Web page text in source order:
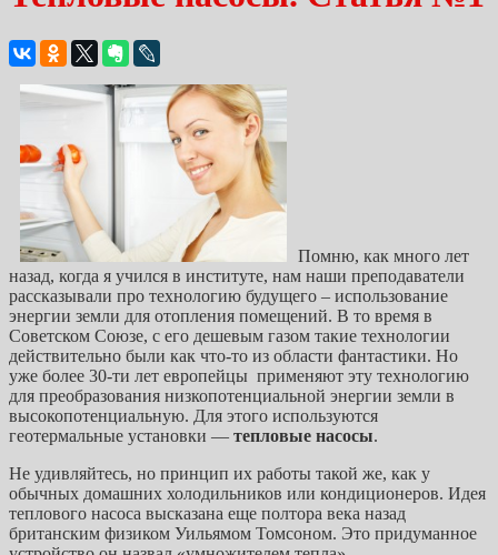
Помню, как много лет
назад, когда я учился в институте, нам наши преподаватели
рассказывали про технологию будущего – использование
энергии земли для отопления помещений. В то время в
Советском Союзе, с его дешевым газом такие технологии
действительно были как что-то из области фантастики. Но
уже более 30-ти лет европейцы применяют эту технологию
для преобразования низкопотенциальной энергии земли в
высокопотенциальную. Для этого используются
геотермальные установки — тепловые насосы.
Не удивляйтесь, но принцип их работы такой же, как у
обычных домашних холодильников или кондиционеров. Идея
теплового насоса высказана еще полтора века назад
британским физиком Уильямом Томсоном. Это придуманное